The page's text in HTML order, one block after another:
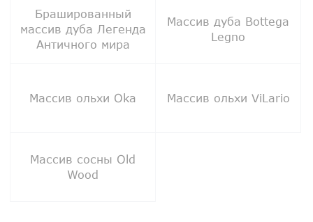
Брашированный
массив дуба Легенда
Античного мира
Массив дуба Bottega
Legno
Массив ольхи Oka Массив ольхи ViLario
Массив сосны Old
Wood